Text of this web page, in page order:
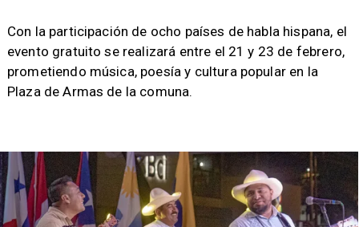
​Con la participación de ocho países de habla hispana, el
evento gratuito se realizará entre el 21 y 23 de febrero,
prometiendo música, poesía y cultura popular en la
Plaza de Armas de la comuna.